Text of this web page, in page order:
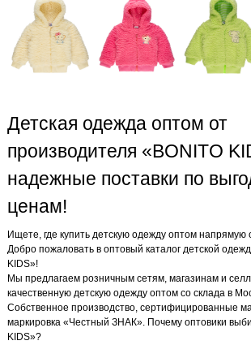
Детская одежда оптом от
производителя «BONITO
надежные поставки по
ценам!
Ищете, где купить детскую одежду оптом напрямую
Добро пожаловать в оптовый каталог детской
KIDS»!
Мы предлагаем розничным сетям, магазинам и
качественную детскую одежду оптом со склада в
Собственное производство, сертифицированные
маркировка «Честный ЗНАК». Почему оптовики
KIDS»?